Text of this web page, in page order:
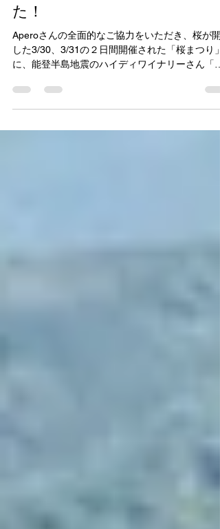
援」にご支援いただきまし
た！
Aperoさんの全面的なご協力をいただき、桜が開
に、能登半島地震のハイディワイナリーさん「飲
んで応援」チャリティーブースを出店！おかげさ